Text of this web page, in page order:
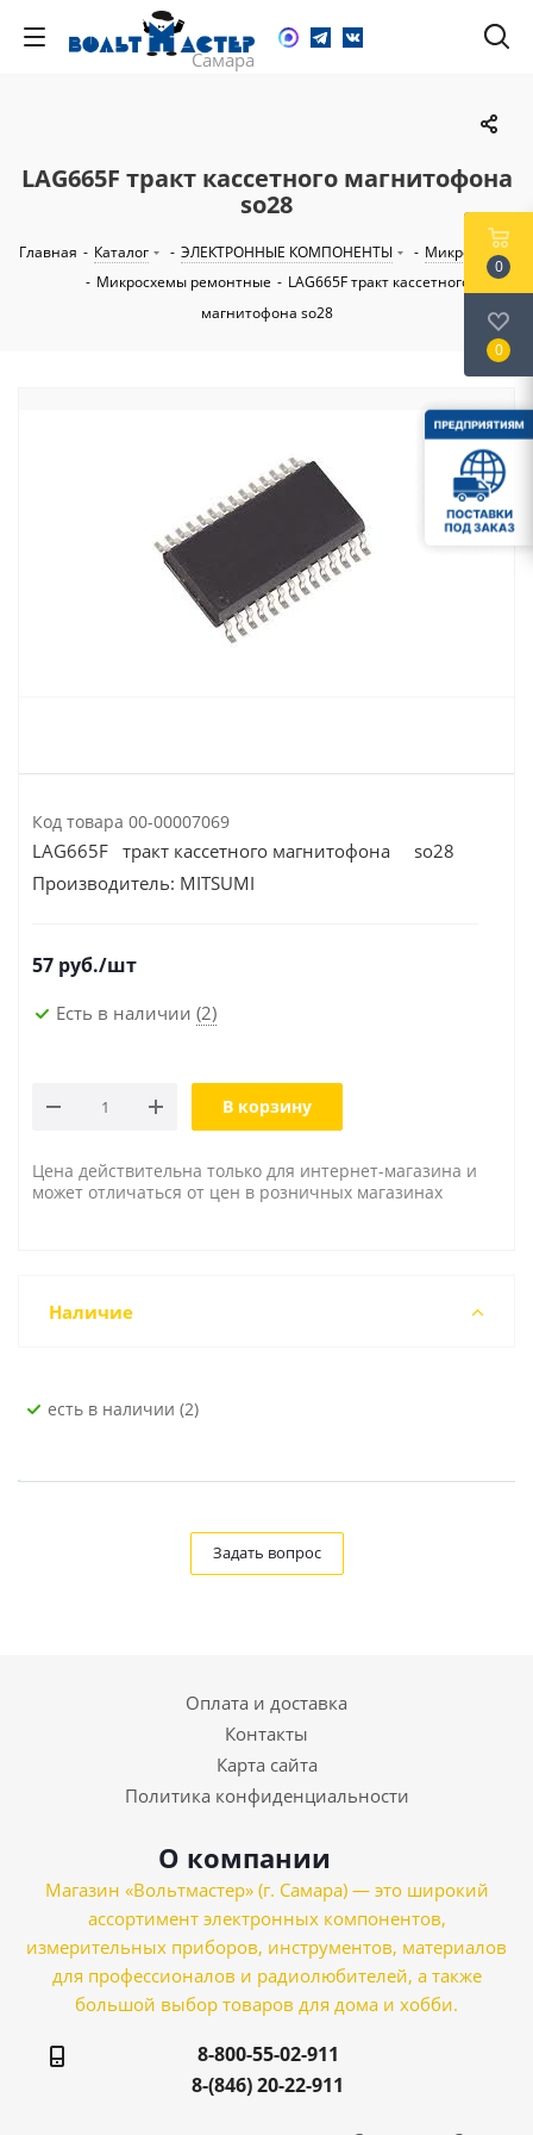
LAG665F тракт кассетного магнитофона
so28
Главная - Каталог - ЭЛЕКТРОННЫЕ КОМПОНЕНТЫ - Микросхемы
- Микросхемы ремонтные - LAG665F тракт кассетного
магнитофона so28
Код товара 00-00007069
LAG665F тракт кассетного магнитофона so28
Производитель: MITSUMI
57 руб./шт
Есть в наличии (2)
В корзину
Цена действительна только для интернет-магазина и
может отличаться от цен в розничных магазинах
Наличие
Есть в наличии (2)
Задать вопрос
Оплата и доставка
Контакты
Карта сайта
Политика конфиденциальности
О компании
Магазин «Вольтмастер» (г. Самара) — это широкий
ассортимент электронных компонентов,
измерительных приборов, инструментов, материалов
для профессионалов и радиолюбителей, а также
большой выбор товаров для дома и хобби.
8-800-55-02-911
8-(846) 20-22-911
0
0